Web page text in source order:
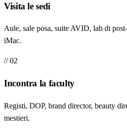
Visita le sedi
Aule, sale posa, suite AVID, lab di
iMac.
// 02
Incontra la faculty
Registi, DOP, brand director, beauty
mestieri.